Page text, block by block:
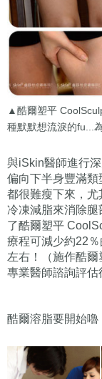
▲酷爾塑平
種默默想流淚的fu...
與iSkin醫師進行
偏向下半身豐滿
都很難瘦下來，尤
冷凍減脂來消除腿
了酷爾塑平
療程可減少約22
左右！（施作酷
專業醫師諮詢評估
酷爾溶脂要開始嚕